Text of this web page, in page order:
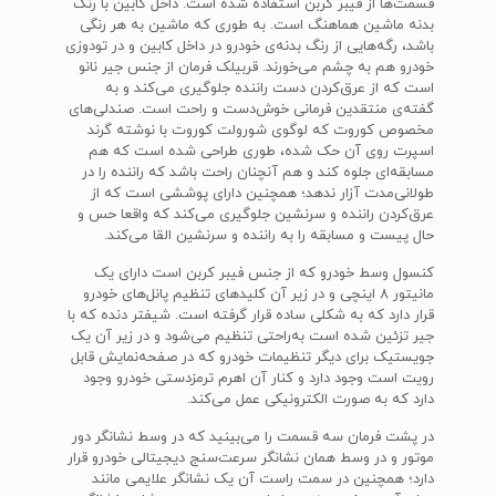
قسمت‌ها از فیبر کربن استفاده شده است. داخل کابین با رنگ
بدنه ماشین هماهنگ است. به طوری که ماشین به هر رنگی
باشد، رگه‌هایی از رنگ بدنه‌ی خودرو در داخل کابین و در تودوزی
خودرو هم به چشم می‌خورند. قربیلک فرمان از جنس جیر نانو
است که از عرق‌کردن دست راننده جلوگیری می‌کند و به
گفته‌ی منتقدین فرمانی خوش‌دست و راحت است. صندلی‌های
مخصوص کوروت که لوگوی شورولت کوروت با نوشته گرند
اسپرت روی آن حک شده، طوری طراحی شده است که هم
مسابقه‌ای جلوه کند و هم آنچنان راحت باشد که راننده را در
طولانی‌مدت آزار ندهد؛ همچنین دارای پوششی است که از
عرق‌کردن راننده و سرنشین جلوگیری می‌کند که واقعا حس و
حال پیست و مسابقه را به راننده و سرنشین القا می‌کند.
کنسول وسط خودرو که از جنس فیبر کربن است دارای یک
مانیتور 8 اینچی و در زیر آن کلیدهای تنظیم پانل‌های خودرو
قرار دارد که به شکلی ساده قرار گرفته است. شیفتر دنده که با
جیر تزئین شده است به‌راحتی تنظیم می‌شود و در زیر آن یک
جویستیک برای دیگر تنظیمات خودرو که در صفحه‌نمایش قابل
رویت است وجود دارد و کنار آن اهرم ترمزدستی خودرو وجود
دارد که به صورت الکترونیکی عمل می‌کند.
در پشت فرمان سه قسمت را می‌بینید که در وسط نشانگر دور
موتور و در وسط همان نشانگر سرعت‌سنج دیجیتالی خودرو قرار
دارد؛ همچنین در سمت راست آن یک نشانگر علایمی مانند